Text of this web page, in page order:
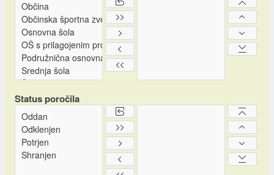
Status poročila